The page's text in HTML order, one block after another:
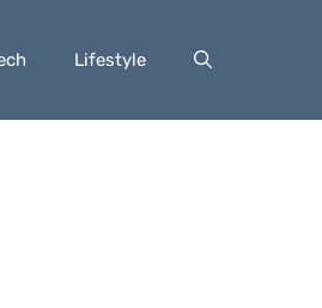
Lifestyle